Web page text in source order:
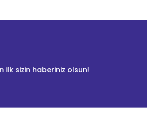
sizin haberiniz olsun!